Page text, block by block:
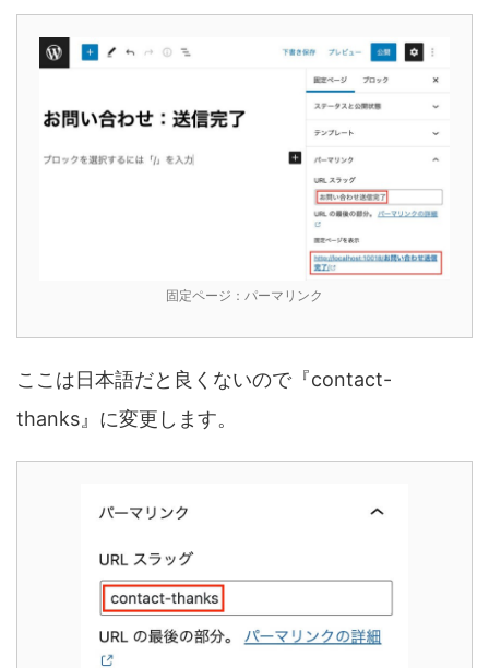
固定ページ：パーマリンク
ここは日本語だと良くないので『contact-
thanks』に変更します。